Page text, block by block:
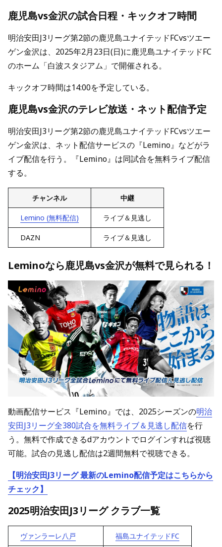
鹿児島vs金沢の試合日程・キックオフ時間
明治安田J3リーグ第2節の鹿児島ユナイテッドFCvsツエー
ゲン金沢は、2025年2月23日(日)に鹿児島ユナイテッドFC
のホーム「白波スタジアム」で開催される。
キックオフ時間は14:00を予定している。
鹿児島vs金沢のテレビ放送・ネット配信予定
明治安田J3リーグ第2節の鹿児島ユナイテッドFCvsツエー
ゲン金沢は、ネット配信サービスの『Lemino』などがラ
イブ配信を行う。『Lemino』は同試合を無料ライブ配信
する。
チャンネル 中継
Lemino (無料配信) ライブ＆見逃し
DAZN ライブ＆見逃し
Leminoなら鹿児島vs金沢が無料で見られる！
動画配信サービス『Lemino』では、2025シーズンの明治
安田J3リーグ全380試合を無料ライブ＆見逃し配信を行
う。無料で作成できるdアカウントでログインすれば視聴
可能。試合の見逃し配信は2週間無料で視聴できる。
【明治安田J3リーグ 最新のLemino配信予定はこちらから
チェック】
2025明治安田J3リーグ クラブ一覧
ヴァンラーレ八戸 福島ユナイテッドFC